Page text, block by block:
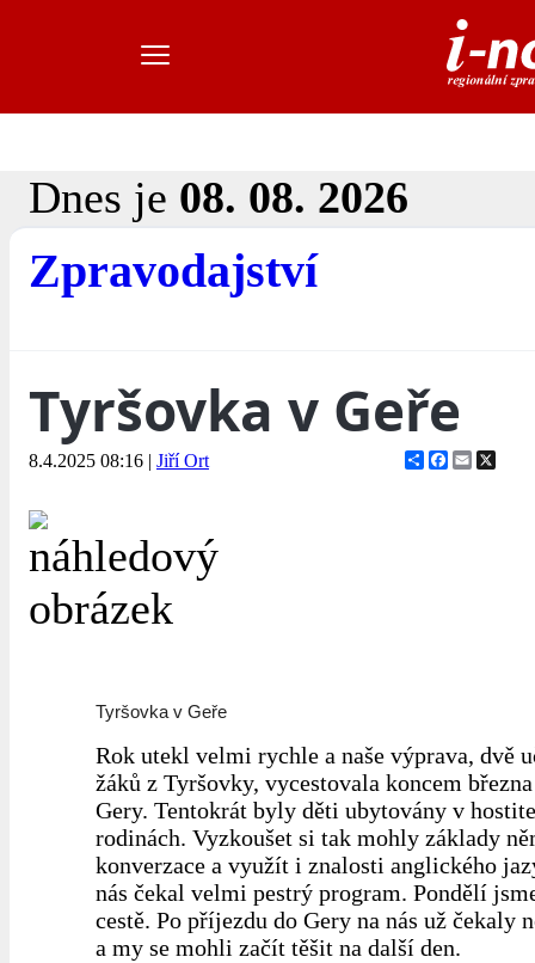
Dnes je 08. 08. 2026
Zpravodajství
Tyršovka v Geře
8.4.2025 08:16 | Jiří Ort ShareFacebook
Email
Tyršovka v Geře
Rok utekl velmi rychle a naše výprava, dvě
žáků z Tyršovky, vycestovala koncem
Gery. Tentokrát byly děti ubytovány v
rodinách. Vyzkoušet si tak mohly základy
konverzace a využít i znalosti anglického
nás čekal velmi pestrý program. Pondělí
cestě. Po příjezdu do Gery na nás už čekaly
a my se mohli začít těšit na další den.